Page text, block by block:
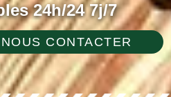
24h/24 7j/7
NOUS CONTACTER